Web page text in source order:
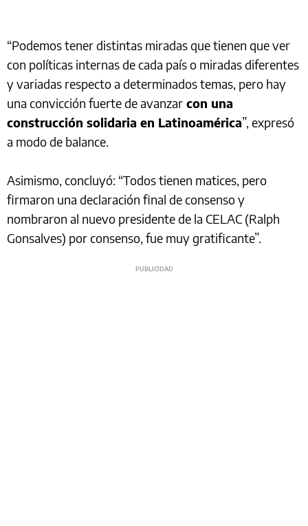
“Podemos tener distintas miradas que tienen que ver
con políticas internas de cada país o miradas diferentes
y variadas respecto a determinados temas, pero hay
una convicción fuerte de avanzar con una
construcción solidaria en Latinoamérica”, expresó
a modo de balance.
Asimismo, concluyó: “Todos tienen matices, pero
firmaron una declaración final de consenso y
nombraron al nuevo presidente de la CELAC (Ralph
Gonsalves) por consenso, fue muy gratificante”.